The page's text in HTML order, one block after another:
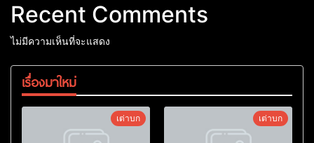
Recent Comments
ไม่มีความเห็นที่จะแสดง
เรื่องมาใหม่
เต่าบก เต่าบก